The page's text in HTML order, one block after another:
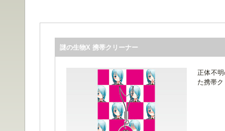
謎の生物X 携帯クリーナー
正体不
た携帯